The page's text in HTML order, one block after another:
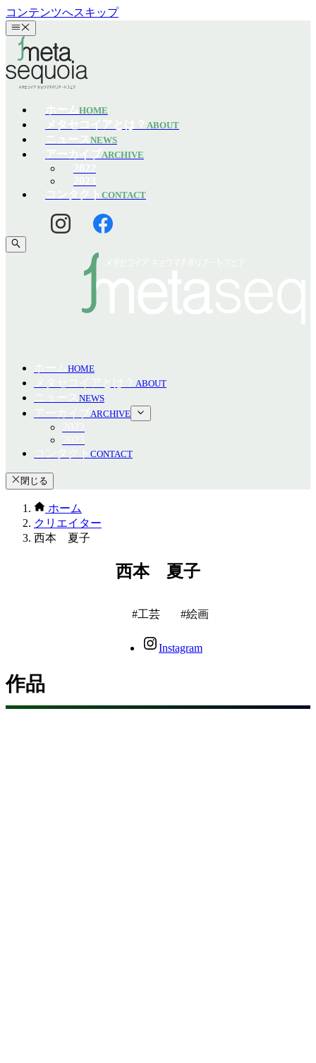
コンテンツへスキップ
HOME
ABOUT
NEWS
ARCHIVE
CONTACT
HOME
ABOUT
NEWS
ARCHIVE
CONTACT
閉じる
ホーム
クリエイター
西本 夏子
西本 夏子
工芸 絵画
Instagram
作品